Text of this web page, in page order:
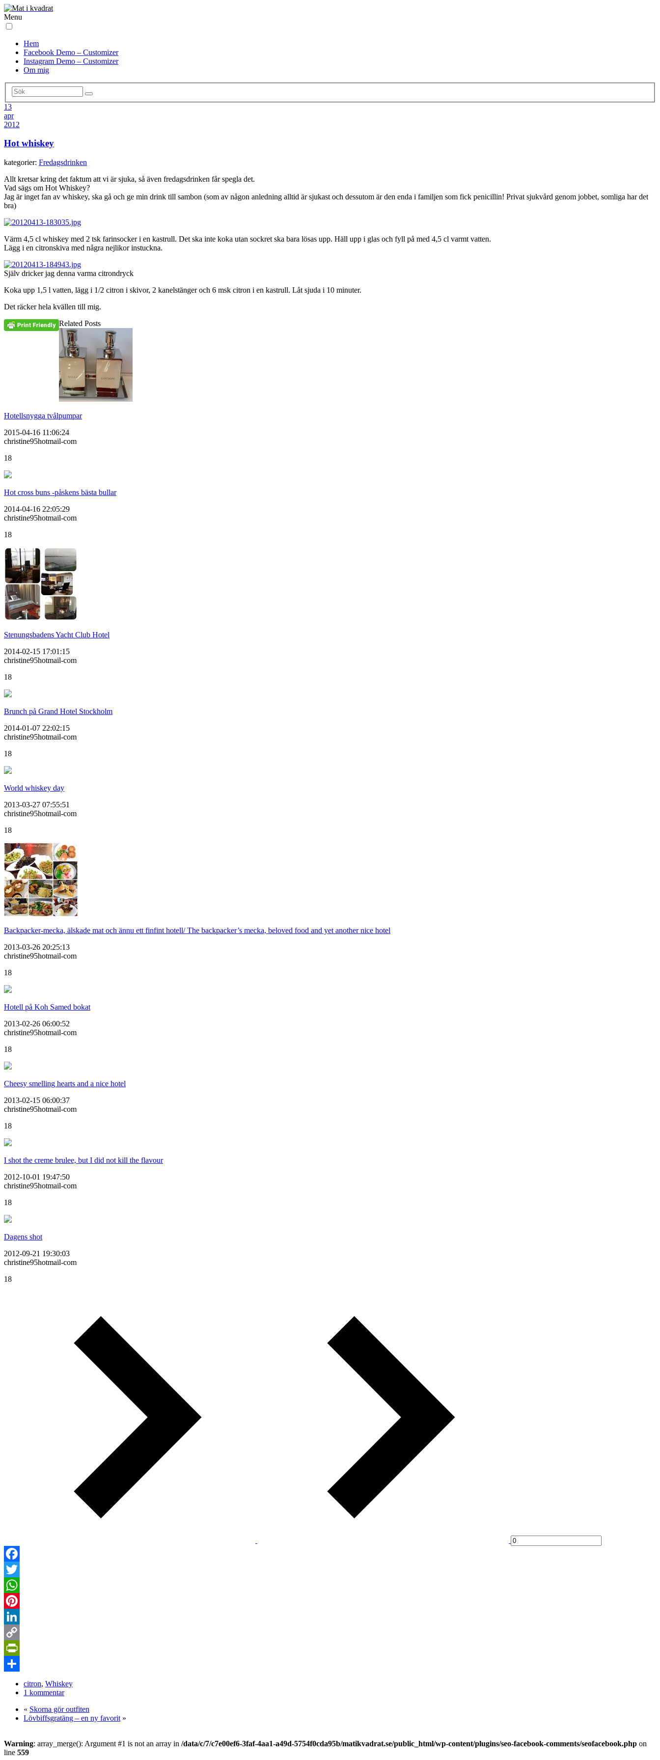
Menu
Hem
Facebook Demo – Customizer
Instagram Demo – Customizer
Om mig
13
apr
2012
Hot whiskey
kategorier: Fredagsdrinken
Allt kretsar kring det faktum att vi är sjuka, så även fredagsdrinken får spegla det.
Vad sägs om Hot Whiskey?
Jag är inget fan av whiskey, ska gå och ge min drink till sambon (som av någon anledning alltid är sjukast och dessutom är den enda i familjen som fick penicillin! Privat sjukvård genom jobbet, somliga har det
bra)
Värm 4,5 cl whiskey med 2 tsk farinsocker i en kastrull. Det ska inte koka utan sockret ska bara lösas upp. Häll upp i glas och fyll på med 4,5 cl varmt vatten.
Lägg i en citronskiva med några nejlikor instuckna.
Själv dricker jag denna varma citrondryck
Koka upp 1,5 l vatten, lägg i 1/2 citron i skivor, 2 kanelstänger och 6 msk citron i en kastrull. Låt sjuda i 10 minuter.
Det räcker hela kvällen till mig.
Related Posts
Hotellsnygga tvålpumpar
2015-04-16 11:06:24
christine95hotmail-com
18
Hot cross buns -påskens bästa bullar
2014-04-16 22:05:29
christine95hotmail-com
18
Stenungsbadens Yacht Club Hotel
2014-02-15 17:01:15
christine95hotmail-com
18
Brunch på Grand Hotel Stockholm
2014-01-07 22:02:15
christine95hotmail-com
18
World whiskey day
2013-03-27 07:55:51
christine95hotmail-com
18
Backpacker-mecka, älskade mat och ännu ett finfint hotell/ The backpacker’s mecka, beloved food and yet another nice hotel
2013-03-26 20:25:13
christine95hotmail-com
18
Hotell på Koh Samed bokat
2013-02-26 06:00:52
christine95hotmail-com
18
Cheesy smelling hearts and a nice hotel
2013-02-15 06:00:37
christine95hotmail-com
18
I shot the creme brulee, but I did not kill the flavour
2012-10-01 19:47:50
christine95hotmail-com
18
Dagens shot
2012-09-21 19:30:03
christine95hotmail-com
18
Facebook
Twitter
WhatsApp
Pinterest
LinkedIn
Copy
Link
PrintFriendly
citron, Whiskey
1 kommentar
« Skorna gör outfiten
Lövbiffsgratäng – en ny favorit »
Warning: array_merge(): Argument #1 is not an array in /data/c/7/c7e00ef6-3faf-4aa1-a49d-5754f0cda95b/matikvadrat.se/public_html/wp-content/plugins/seo-facebook-comments/seofacebook.php on
line 559